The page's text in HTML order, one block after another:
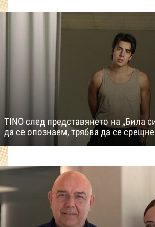
TINO след представянето на „Била
да се опознаем, трябва да се